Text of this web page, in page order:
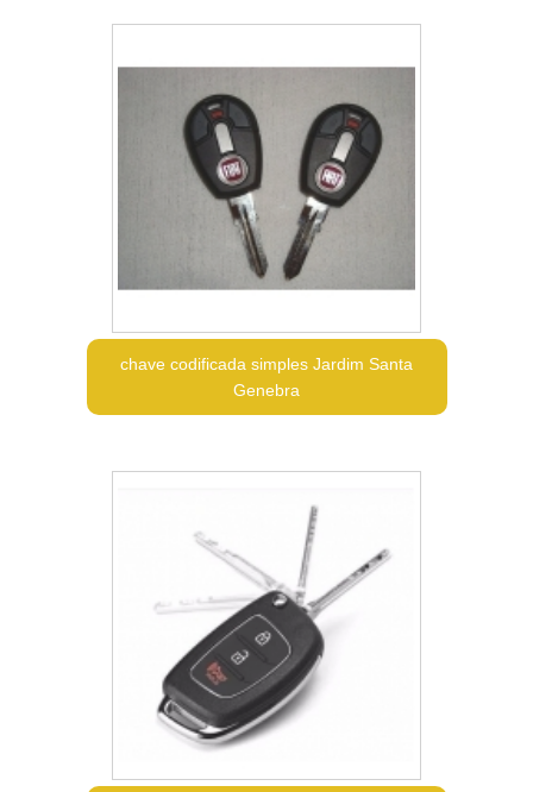
chave codificada simples Jardim Santa
Genebra